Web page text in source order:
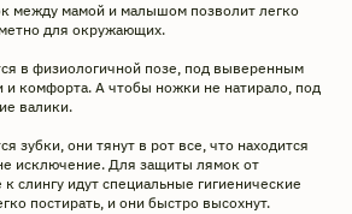
между мамой и малышом позволит легко
для окружающих.
в физиологичной позе, под выверенным
и комфорта. А чтобы ножки не натирало, под
валики.
зубки, они тянут в рот все, что находится
исключение. Для защиты лямок от
слингу идут специальные гигиенические
постирать, и они быстро высохнут.